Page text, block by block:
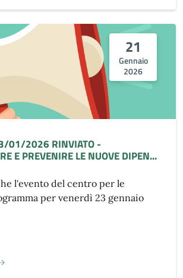
21
Gennaio
2026
01/2026 RINVIATO -
E PREVENIRE LE NUOVE DIPEN...
l'evento del centro per le
per venerdì 23 gennaio